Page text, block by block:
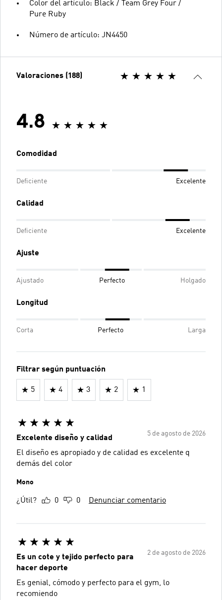
Color del artículo: Black / Team Grey Four /
Pure Ruby
Número de artículo: JN4450
Valoraciones (188)
4.8
Comodidad
Deficiente Excelente
Calidad
Deficiente Excelente
Ajuste
Ajustado Perfecto Holgado
Longitud
Corta Perfecto Larga
Filtrar según puntuación
5 4 3 2 1
5 de agosto de 2026
Excelente diseño y calidad
El diseño es apropiado y de calidad es excelente q
demás del color
Mono
¿Útil? 0 0 Denunciar comentario
2 de agosto de 2026
Es un cote y tejido perfecto para
hacer deporte
Es genial, cómodo y perfecto para el gym, lo
recomiendo